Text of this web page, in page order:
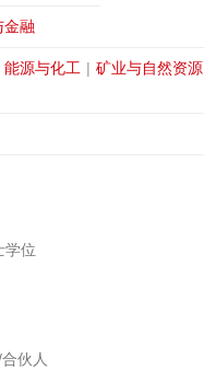
金融
能源与化工 | 矿业与自然资源
位
伙人